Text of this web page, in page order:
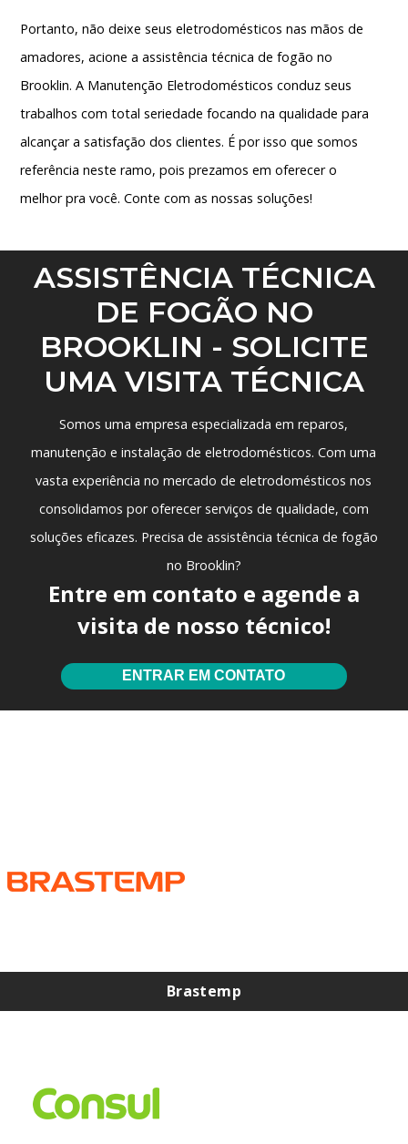
Portanto, não deixe seus eletrodomésticos nas mãos de
amadores, acione aassistência técnica de fogão no
Brooklin. A Manutenção Eletrodomésticos conduz seus
trabalhos com total seriedade focando na qualidade para
alcançar a satisfação dos clientes. É por isso que somos
referência neste ramo, pois prezamos em oferecer o
melhor pra você. Conte com as nossas soluções!
ASSISTÊNCIA TÉCNICA
DE FOGÃO NO
BROOKLIN - SOLICITE
UMA VISITA TÉCNICA
Somos uma empresa especializada em reparos,
manutenção e instalação de eletrodomésticos. Com uma
vasta experiência no mercado de eletrodomésticos nos
consolidamos por oferecer serviços de qualidade, com
soluções eficazes. Precisa de assistência técnica de fogão
no Brooklin?
Entre em contato e agende a
visita de nosso técnico!
ENTRAR EM CONTATO
Brastemp
Assistência Técnica Brastemp na Zona Oeste
Assistência Técnica de Geladeira Brastemp